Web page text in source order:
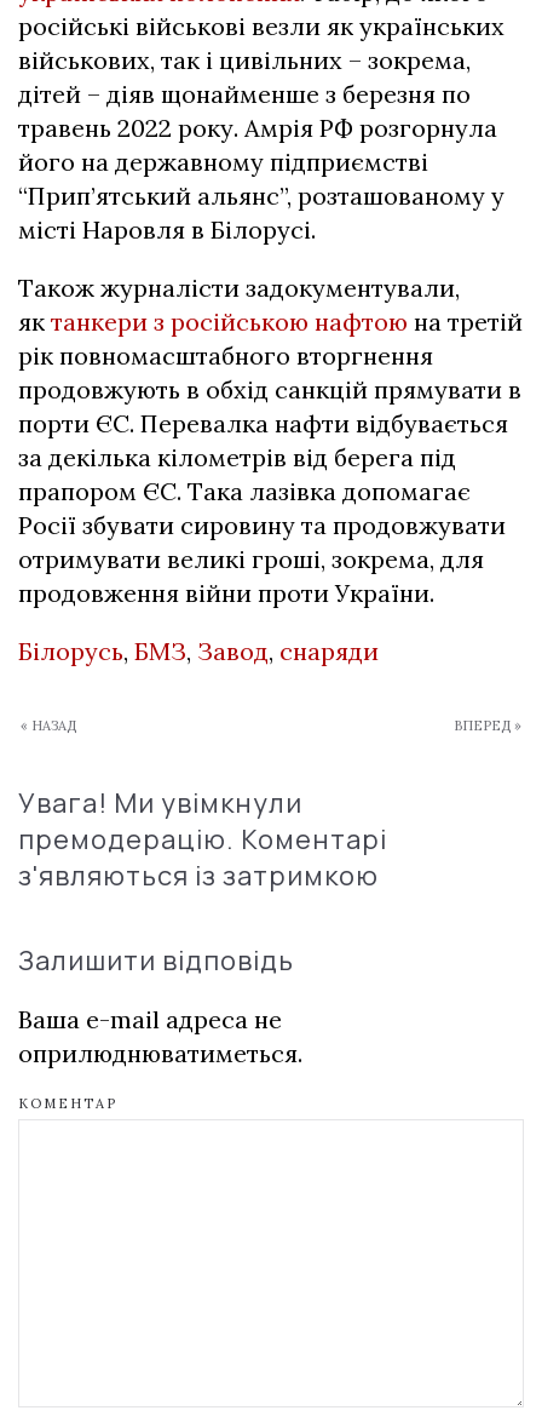
російські військові везли як українських
військових, так і цивільних – зокрема,
дітей – діяв щонайменше з березня по
травень 2022 року. Амрія РФ розгорнула
його на державному підприємстві
“Прип’ятський альянс”, розташованому у
місті Наровля в Білорусі.
Також журналісти задокументували,
як танкери з російською нафтою на третій
рік повномасштабного вторгнення
продовжують в обхід санкцій прямувати в
порти ЄС. Перевалка нафти відбувається
за декілька кілометрів від берега під
прапором ЄС. Така лазівка допомагає
Росії збувати сировину та продовжувати
отримувати великі гроші, зокрема, для
продовження війни проти України.
Білорусь, БМЗ, Завод, снаряди
« НАЗАД ВПЕРЕД »
Увага! Ми увімкнули
премодерацію. Коментарі
з'являються із затримкою
Залишити відповідь
Ваша e-mail адреса не
оприлюднюватиметься.
КОМЕНТАР